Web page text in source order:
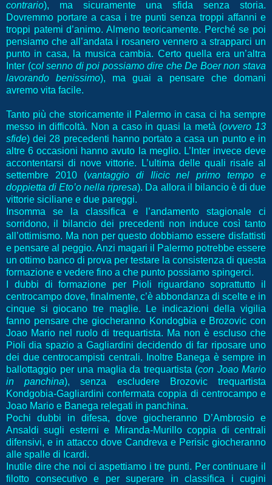
contrario), ma sicuramente una sfida senza storia.
Dovremmo portare a casa i tre punti senza troppi affanni e
troppi patemi d’animo. Almeno teoricamente. Perché se poi
pensiamo che all’andata i rosanero vennero a strapparci un
punto in casa, la musica cambia. Certo quella era un’altra
Inter (col senno di poi possiamo dire che De Boer non stava
lavorando benissimo), ma guai a pensare che domani
avremo vita facile.
Tanto più che storicamente il Palermo in casa ci ha sempre
messo in difficoltà. Non a caso in quasi la metà (ovvero 13
sfide) dei 28 precedenti hanno portato a casa un punto e in
altre 6 occasioni hanno avuto la meglio. L’Inter invece deve
accontentarsi di nove vittorie. L’ultima delle quali risale al
settembre 2010 (vantaggio di Ilicic nel primo tempo e
doppietta di Eto’o nella ripresa). Da allora il bilancio è di due
vittorie siciliane e due pareggi.
Insomma se la classifica e l’andamento stagionale ci
sorridono, il bilancio dei precedenti non induce così tanto
all’ottimismo. Ma non per questo dobbiamo essere disfattisti
e pensare al peggio. Anzi magari il Palermo potrebbe essere
un ottimo banco di prova per testare la consistenza di questa
formazione e vedere fino a che punto possiamo spingerci.
I dubbi di formazione per Pioli riguardano soprattutto il
centrocampo dove, finalmente, c’è abbondanza di scelte e in
cinque si giocano tre maglie. Le indicazioni della vigilia
fanno pensare che giocheranno Kondogbia e Brozovic con
Joao Mario nel ruolo di trequartista. Ma non è escluso che
Pioli dia spazio a Gagliardini decidendo di far riposare uno
dei due centrocampisti centrali. Inoltre Banega è sempre in
ballottaggio per una maglia da trequartista (con Joao Mario
in panchina), senza escludere Brozovic trequartista
Kondgobia-Gagliardini confermata coppia di centrocampo e
Joao Mario e Banega relegati in panchina.
Pochi dubbi in difesa, dove giocheranno D’Ambrosio e
Ansaldi sugli esterni e Miranda-Murillo coppia di centrali
difensivi, e in attacco dove Candreva e Perisic giocheranno
alle spalle di Icardi.
Inutile dire che noi ci aspettiamo i tre punti. Per continuare il
filotto consecutivo e per superare in classifica i cugini